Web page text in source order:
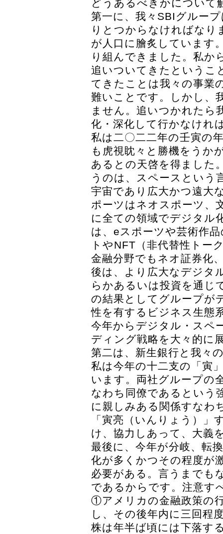
どうあるべきかについて
第一に、我々SBIグルー
りとつからなければなり
が人口に膾炙しています
り組んできました。私か
追いついてきたというこ
てきたことは我々の事業
難いことです。しかし、
ません。追いつかれたら
化・深化して行かなけれ
私は二〇二二年の壬寅の
も虎視眈々と勝機をうか
あるとの天啓を得ました
うのは、スペースという
宇宙であり広大かつ遠大
ポーツはネオスポーツ、
に全ての領域でデジタル
は、eスポーツや芸術作
トやNFT（非代替性トー
金融分野でもネオ証券化
後は、より広大なデジタ
らかあるいは投資を通じ
の結果としてグループが
性を有するビジネス生態
今年からデジタル・スペ
ディング戦略を大々的に
第二は、新生銀行と我々
私は今年の十二支の「寅
います。両社グループの
なわち同僚であるという
に親しみある関係すなわ
「寅亮（いんりょう）
け、協力しあって、大義
最後に、今年が分岐、転
化が多くかつその程度が
必要がある。言うまでも
であるからです。注意す
①アメリカの金融政策の
し、その後年内に三回程
株は年半ば頃には下落す